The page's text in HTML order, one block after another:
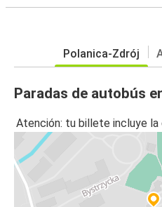
Polanica-Zdrój
Paradas de autobús
Atención: tu billete incluye la